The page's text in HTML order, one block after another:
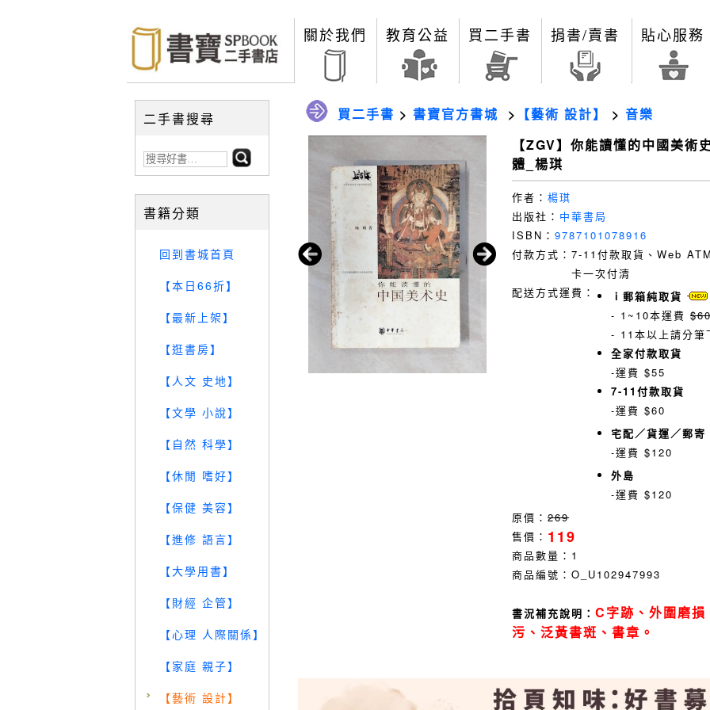
關於我們 教育公益 買二手書 捐書/賣書 貼心服務
二手書搜尋
書籍分類
回到書城首頁
【本日66折】
【最新上架】
【逛書房】
【人文 史地】
【文學 小說】
【自然 科學】
【休閒 嗜好】
【保健 美容】
【進修 語言】
【大學用書】
【財經 企管】
【心理 人際關係】
【家庭 親子】
【藝術 設計】
買二手書 > 書寶官方書城 > 【藝術 設計】 > 音樂
【ZGV】你能讀懂的中國美術
體_楊琪
作者： 楊琪
出版社： 中華書局
ISBN： 9787101078916
付款方式： 7-11付款取貨、Web
卡一次付清
配送方式運費：
ｉ郵箱純取貨
- 1~10本運費
- 11本以上請分筆
全家付款取貨
-運費 $55
7-11付款取貨
-運費 $60
宅配／貨運／郵寄
-運費 $120
外島
-運費 $120
原價： 269
售價： 119
商品數量： 1
商品編號： O_U102947993
書況補充說明： C字跡、外圍磨損
污、泛黃書斑、書章。